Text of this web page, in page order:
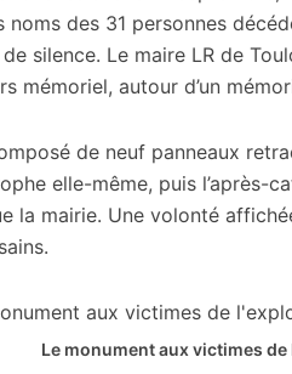
noms des 31 personnes
silence. Le maire LR de
mémoriel, autour d’un
de neuf panneaux
elle-même, puis l’après-
la mairie. Une volonté
Le monument aux victimes de